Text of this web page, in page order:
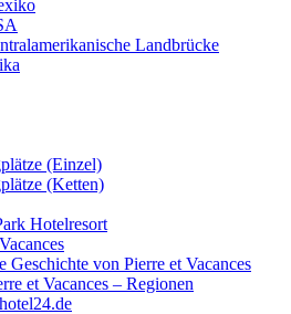
Landbrücke
(Einzel)
(Ketten)
Hotelresort
Geschichte von Pierre et Vacances
et Vacances – Regionen